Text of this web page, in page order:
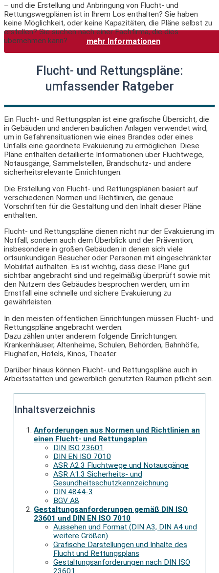
– und die Erstellung und Anbringung von Flucht- und
Rettungswegplänen ist in Ihrem Los enthalten? Sie haben
keine Möglichkeit, oder keine Kapazitäten, die Pläne selbst zu
erstellen? Sie suchen nach einer Fachfirma, die dies
übernehmen kann?
mehr Informationen
Flucht- und Rettungspläne:
umfassender Ratgeber
Ein Flucht- und Rettungsplan ist eine grafische Übersicht, die
in Gebäuden und anderen baulichen Anlagen verwendet wird,
um in Gefahrensituationen wie eines Brandes oder eines
Unfalls eine geordnete Evakuierung zu ermöglichen. Diese
Pläne enthalten detaillierte Informationen über Fluchtwege,
Notausgänge, Sammelstellen, Brandschutz- und andere
sicherheitsrelevante Einrichtungen.
Die Erstellung von Flucht- und Rettungsplänen basiert auf
verschiedenen Normen und Richtlinien, die genaue
Vorschriften für die Gestaltung und den Inhalt dieser Pläne
enthalten.
Flucht- und Rettungspläne dienen nicht nur der Evakuierung im
Notfall, sondern auch dem Überblick und der Prävention,
insbesondere in großen Gebäuden in denen sich viele
ortsunkundigen Besucher oder Personen mit eingeschränkter
Mobilität aufhalten. Es ist wichtig, dass diese Pläne gut
sichtbar angebracht sind und regelmäßig überprüft sowie mit
den Nutzern des Gebäudes besprochen werden, um im
Ernstfall eine schnelle und sichere Evakuierung zu
gewährleisten.
In den meisten öffentlichen Einrichtungen müssen Flucht- und
Rettungspläne angebracht werden.
Dazu zählen unter anderem folgende Einrichtungen:
Krankenhäuser, Altenheime, Schulen, Behörden, Bahnhöfe,
Flughäfen, Hotels, Kinos, Theater.
Darüber hinaus können Flucht- und Rettungspläne auch in
Arbeitsstätten und gewerblich genutzten Räumen pflicht sein.
Inhaltsverzeichnis
Anforderungen aus Normen und Richtlinien an
einen Flucht- und Rettungsplan
DIN ISO 23601
DIN EN ISO 7010
ASR A2.3 Fluchtwege und Notausgänge
ASR A1.3 Sicherheits- und
Gesundheitsschutzkennzeichnung
DIN 4844-3
BGV A8
Gestaltungsanforderungen gemäß DIN ISO
23601 und DIN EN ISO 7010
Aussehen und Format (DIN A3, DIN A4 und
weitere Größen)
Grafische Darstellungen und Inhalte des
Flucht und Rettungsplans
Gestaltungsanforderungen nach DIN ISO
23601